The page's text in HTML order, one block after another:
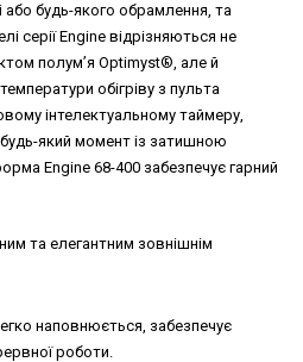
або будь-якого обрамлення, та
серії Engine відрізняються не
полум’я Optimyst®, але й
обігріву з пульта
інтелектуальному таймеру,
будь-який момент із затишною
Engine 68-400 забезпечує гарний
та елегантним зовнішнім
наповнюється, забезпечує
роботи.